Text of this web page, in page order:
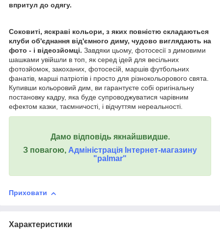
впритул до одягу.
Соковиті, яскраві кольори, з яких повністю складаються
клуби об'єднання від'ємного диму, чудово виглядають на
фото - і відеозйомці. Завдяки цьому, фотосесії з димовими
шашками увійшли в топ, як серед ідей для весільних
фотозйомок, закоханих, фотосесій, маршів футбольних
фанатів, марші патріотів і просто для різнокольорового свята.
Купивши кольоровий дим, ви гарантуєте собі оригінальну
постановку кадру, яка буде супроводжуватися чарівним
ефектом казки, таємничості, і відчуттям нереальності.
Дамо відповідь якнайшвидше.
З повагою, Адміністрація Інтернет-магазину
"palmar"
Приховати
Характеристики